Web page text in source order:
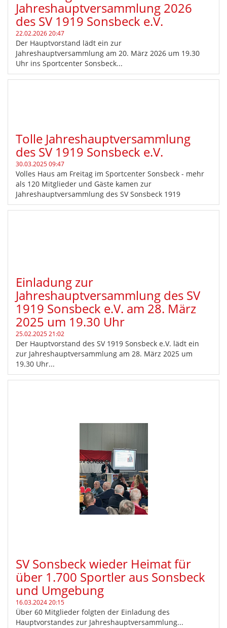
Jahreshauptversammlung 2026
des SV 1919 Sonsbeck e.V.
22.02.2026 20:47
Der Hauptvorstand lädt ein zur
Jahreshauptversammlung am 20. März 2026 um 19.30
Uhr ins Sportcenter Sonsbeck...
Tolle Jahreshauptversammlung
des SV 1919 Sonsbeck e.V.
30.03.2025 09:47
Volles Haus am Freitag im Sportcenter Sonsbeck - mehr
als 120 Mitglieder und Gäste kamen zur
Jahreshauptversammlung des SV Sonsbeck 1919
Einladung zur
Jahreshauptversammlung des SV
1919 Sonsbeck e.V. am 28. März
2025 um 19.30 Uhr
25.02.2025 21:02
Der Hauptvorstand des SV 1919 Sonsbeck e.V. lädt ein
zur Jahreshauptversammlung am 28. März 2025 um
19.30 Uhr...
SV Sonsbeck wieder Heimat für
über 1.700 Sportler aus Sonsbeck
und Umgebung
16.03.2024 20:15
Über 60 Mitglieder folgten der Einladung des
Hauptvorstandes zur Jahreshauptversammlung...